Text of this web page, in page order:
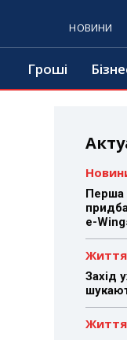
НОВИНИ
Гроші
Перша
e-
Життя
Захід
Життя